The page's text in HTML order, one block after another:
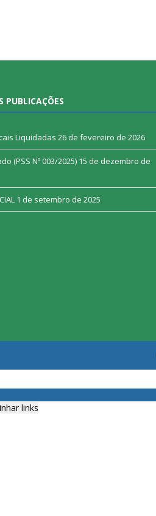
PUBLICAÇÕES
Liquidadas 26 de fevereiro de 2026
(PSS Nº 003/2025) 15 de dezembro de
1 de setembro de 2025
links